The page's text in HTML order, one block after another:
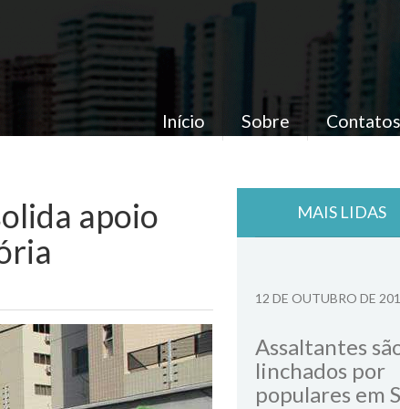
Início Sobre Contatos
apoio
MAIS LIDAS
12 DE OUTUBRO DE
Assaltantes
linchados por
populares em